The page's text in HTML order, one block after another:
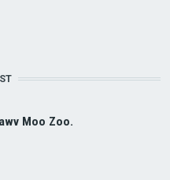
Moo Zoo.